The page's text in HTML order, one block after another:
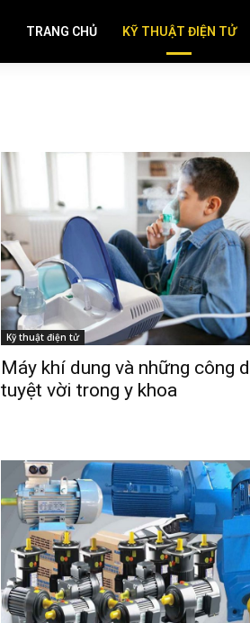
TRANG CHỦ KỸ THUẬT ĐIỆN TỬ
Kỹ thuật điện tử
Máy khí dung và những công
tuyệt vời trong y khoa